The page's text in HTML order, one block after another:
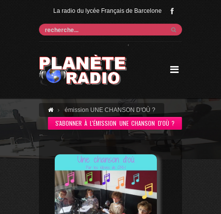
La radio du lycée Français de Barcelone
'
émission UNE CHANSON D'OÙ ?
S'ABONNER À L'ÉMISSION UNE CHANSON D'OÙ ?